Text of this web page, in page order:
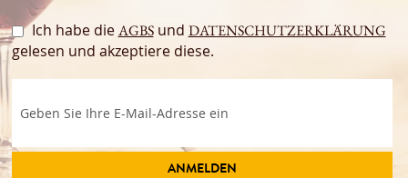
Ich habe dieAGBSund DATENSCHUTZERKLÄRUNG
gelesen und akzeptiere diese.
ANMELDEN